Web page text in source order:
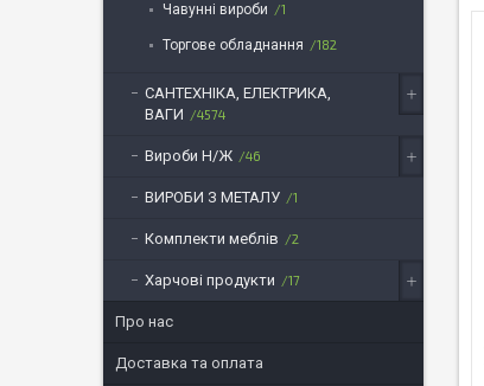
Чавунні вироби 1
Торгове обладнання 182
САНТЕХНІКА, ЕЛЕКТРИКА,
ВАГИ
4574
Вироби Н/Ж 46
ВИРОБИ З МЕТАЛУ 1
Комплекти меблів 2
Харчові продукти 17
Про нас
Доставка та оплата